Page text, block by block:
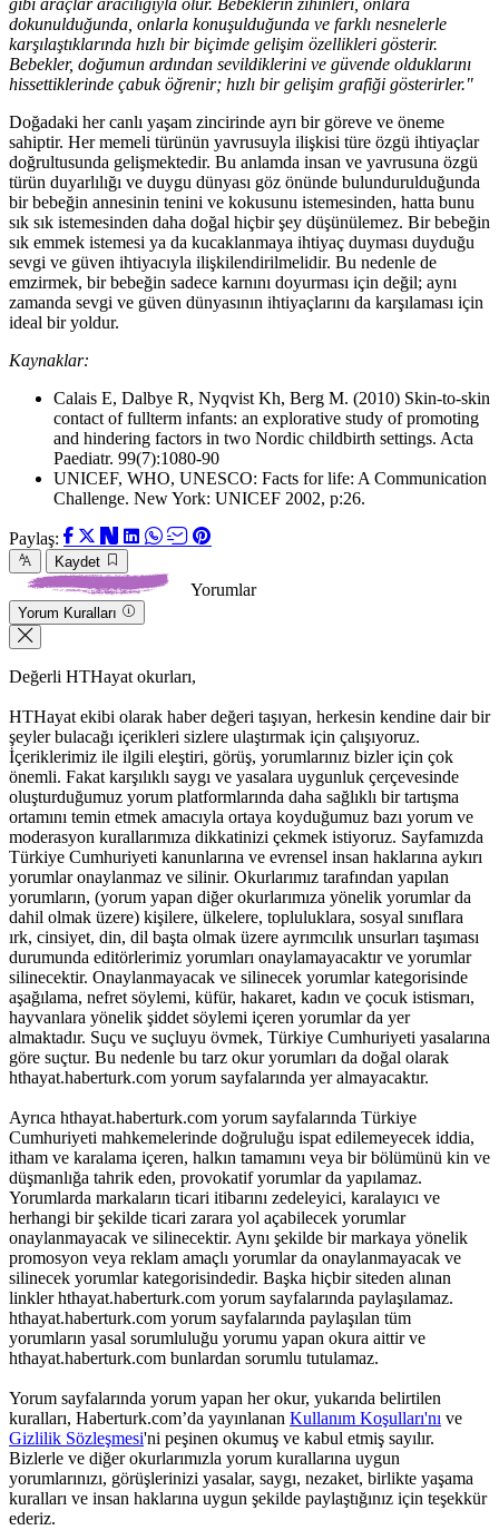
gibi araçlar aracılığıyla olur. Bebeklerin zihinleri, onlara
dokunulduğunda, onlarla konuşulduğunda ve farklı nesnelerle
karşılaştıklarında hızlı bir biçimde gelişim özellikleri gösterir.
Bebekler, doğumun ardından sevildiklerini ve güvende olduklarını
hissettiklerinde çabuk öğrenir; hızlı bir gelişim grafiği gösterirler."
Doğadaki her canlı yaşam zincirinde ayrı bir göreve ve öneme
sahiptir. Her memeli türünün yavrusuyla ilişkisi türe özgü ihtiyaçlar
doğrultusunda gelişmektedir. Bu anlamda insan ve yavrusuna özgü
türün duyarlılığı ve duygu dünyası göz önünde bulundurulduğunda
bir bebeğin annesinin tenini ve kokusunu istemesinden, hatta bunu
sık sık istemesinden daha doğal hiçbir şey düşünülemez. Bir bebeğin
sık emmek istemesi ya da kucaklanmaya ihtiyaç duyması duyduğu
sevgi ve güven ihtiyacıyla ilişkilendirilmelidir. Bu nedenle de
emzirmek, bir bebeğin sadece karnını doyurması için değil; aynı
zamanda sevgi ve güven dünyasının ihtiyaçlarını da karşılaması için
ideal bir yoldur.
Kaynaklar:
Calais E, Dalbye R, Nyqvist Kh, Berg M. (2010) Skin-to-skin
contact of fullterm infants: an explorative study of promoting
and hindering factors in two Nordic childbirth settings. Acta
Paediatr. 99(7):1080-90
UNICEF, WHO, UNESCO: Facts for life: A Communication
Challenge. New York: UNICEF 2002, p:26.
Paylaş:
Kaydet
Yorumlar
Yorum Kuralları
Değerli HTHayat okurları,
HTHayat ekibi olarak haber değeri taşıyan, herkesin kendine dair bir
şeyler bulacağı içerikleri sizlere ulaştırmak için çalışıyoruz.
İçeriklerimiz ile ilgili eleştiri, görüş, yorumlarınız bizler için çok
önemli. Fakat karşılıklı saygı ve yasalara uygunluk çerçevesinde
oluşturduğumuz yorum platformlarında daha sağlıklı bir tartışma
ortamını temin etmek amacıyla ortaya koyduğumuz bazı yorum ve
moderasyon kurallarımıza dikkatinizi çekmek istiyoruz. Sayfamızda
Türkiye Cumhuriyeti kanunlarına ve evrensel insan haklarına aykırı
yorumlar onaylanmaz ve silinir. Okurlarımız tarafından yapılan
yorumların, (yorum yapan diğer okurlarımıza yönelik yorumlar da
dahil olmak üzere) kişilere, ülkelere, topluluklara, sosyal sınıflara
ırk, cinsiyet, din, dil başta olmak üzere ayrımcılık unsurları taşıması
durumunda editörlerimiz yorumları onaylamayacaktır ve yorumlar
silinecektir. Onaylanmayacak ve silinecek yorumlar kategorisinde
aşağılama, nefret söylemi, küfür, hakaret, kadın ve çocuk istismarı,
hayvanlara yönelik şiddet söylemi içeren yorumlar da yer
almaktadır. Suçu ve suçluyu övmek, Türkiye Cumhuriyeti yasalarına
göre suçtur. Bu nedenle bu tarz okur yorumları da doğal olarak
hthayat.haberturk.com yorum sayfalarında yer almayacaktır.
Ayrıca hthayat.haberturk.com yorum sayfalarında Türkiye
Cumhuriyeti mahkemelerinde doğruluğu ispat edilemeyecek iddia,
itham ve karalama içeren, halkın tamamını veya bir bölümünü kin ve
düşmanlığa tahrik eden, provokatif yorumlar da yapılamaz.
Yorumlarda markaların ticari itibarını zedeleyici, karalayıcı ve
herhangi bir şekilde ticari zarara yol açabilecek yorumlar
onaylanmayacak ve silinecektir. Aynı şekilde bir markaya yönelik
promosyon veya reklam amaçlı yorumlar da onaylanmayacak ve
silinecek yorumlar kategorisindedir. Başka hiçbir siteden alınan
linkler hthayat.haberturk.com yorum sayfalarında paylaşılamaz.
hthayat.haberturk.com yorum sayfalarında paylaşılan tüm
yorumların yasal sorumluluğu yorumu yapan okura aittir ve
hthayat.haberturk.com bunlardan sorumlu tutulamaz.
Yorum sayfalarında yorum yapan her okur, yukarıda belirtilen
kuralları, Haberturk.com’da yayınlanan Kullanım Koşulları'nı ve
Gizlilik Sözleşmesi'ni peşinen okumuş ve kabul etmiş sayılır.
Bizlerle ve diğer okurlarımızla yorum kurallarına uygun
yorumlarınızı, görüşlerinizi yasalar, saygı, nezaket, birlikte yaşama
kuralları ve insan haklarına uygun şekilde paylaştığınız için teşekkür
ederiz.